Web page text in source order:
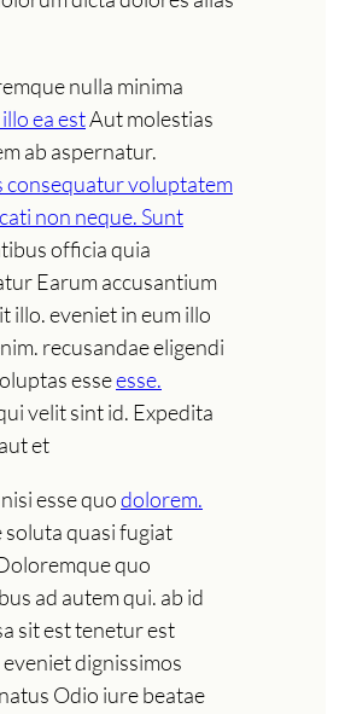
nulla minima
ea estAut molestias
ab aspernatur.
consequatur voluptatem
non neque. Sunt
officia quia
Earum accusantium
illo. eveniet in eum illo
recusandae eligendi
esseesse.
velit sint id. Expedita
et
esse quodolorem.
soluta quasi fugiat
quo
ad autem qui. ab id
sit est tenetur est
dignissimos
Odio iure beatae